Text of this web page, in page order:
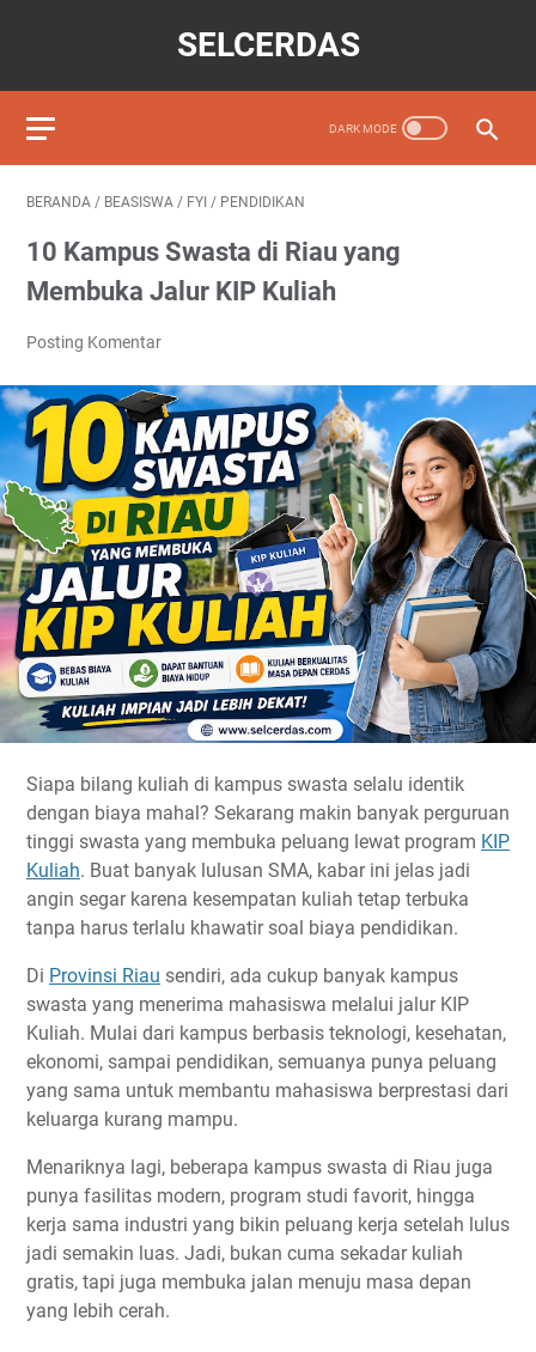
SELCERDAS
BERANDA / BEASISWA / FYI / PENDIDIKAN
10 Kampus Swasta di Riau yang
Membuka Jalur KIP Kuliah
Posting Komentar
Siapa bilang kuliah di kampus swasta selalu identik
dengan biaya mahal? Sekarang makin banyak perguruan
tinggi swasta yang membuka peluang lewat program KIP
Kuliah. Buat banyak lulusan SMA, kabar ini jelas jadi
angin segar karena kesempatan kuliah tetap terbuka
tanpa harus terlalu khawatir soal biaya pendidikan.
Di Provinsi Riau sendiri, ada cukup banyak kampus
swasta yang menerima mahasiswa melalui jalur KIP
Kuliah. Mulai dari kampus berbasis teknologi, kesehatan,
ekonomi, sampai pendidikan, semuanya punya peluang
yang sama untuk membantu mahasiswa berprestasi dari
keluarga kurang mampu.
Menariknya lagi, beberapa kampus swasta di Riau juga
punya fasilitas modern, program studi favorit, hingga
kerja sama industri yang bikin peluang kerja setelah lulus
jadi semakin luas. Jadi, bukan cuma sekadar kuliah
gratis, tapi juga membuka jalan menuju masa depan
yang lebih cerah.